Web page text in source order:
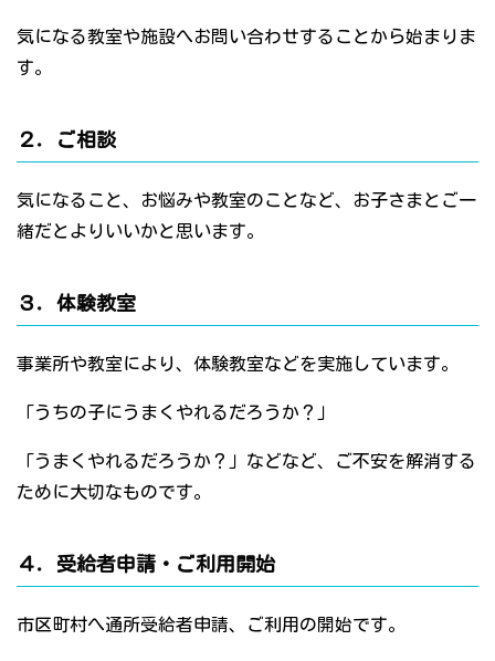
気になる教室や施設へお問い合わせすることから始まりま
す。
２．ご相談
気になること、お悩みや教室のことなど、お子さまとご一
緒だとよりいいかと思います。
３．体験教室
事業所や教室により、体験教室などを実施しています。
「うちの子にうまくやれるだろうか？」
「うまくやれるだろうか？」などなど、ご不安を解消する
ために大切なものです。
４．受給者申請・ご利用開始
市区町村へ通所受給者申請、ご利用の開始です。